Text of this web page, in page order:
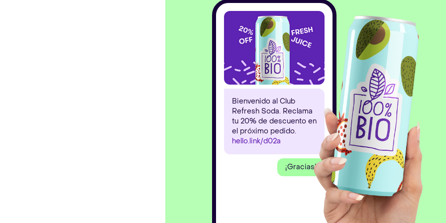
EnvíaCLOE
8888y obtén
1
0
%
d
e
d
e
s
c
u
e
n
t
o
en tu próxima compra
Bienvenido al Club
Refresh Soda. Reclama
tu 20% de descuento en
el próximo pedido.
hello.link/d02a
¡Gracias!